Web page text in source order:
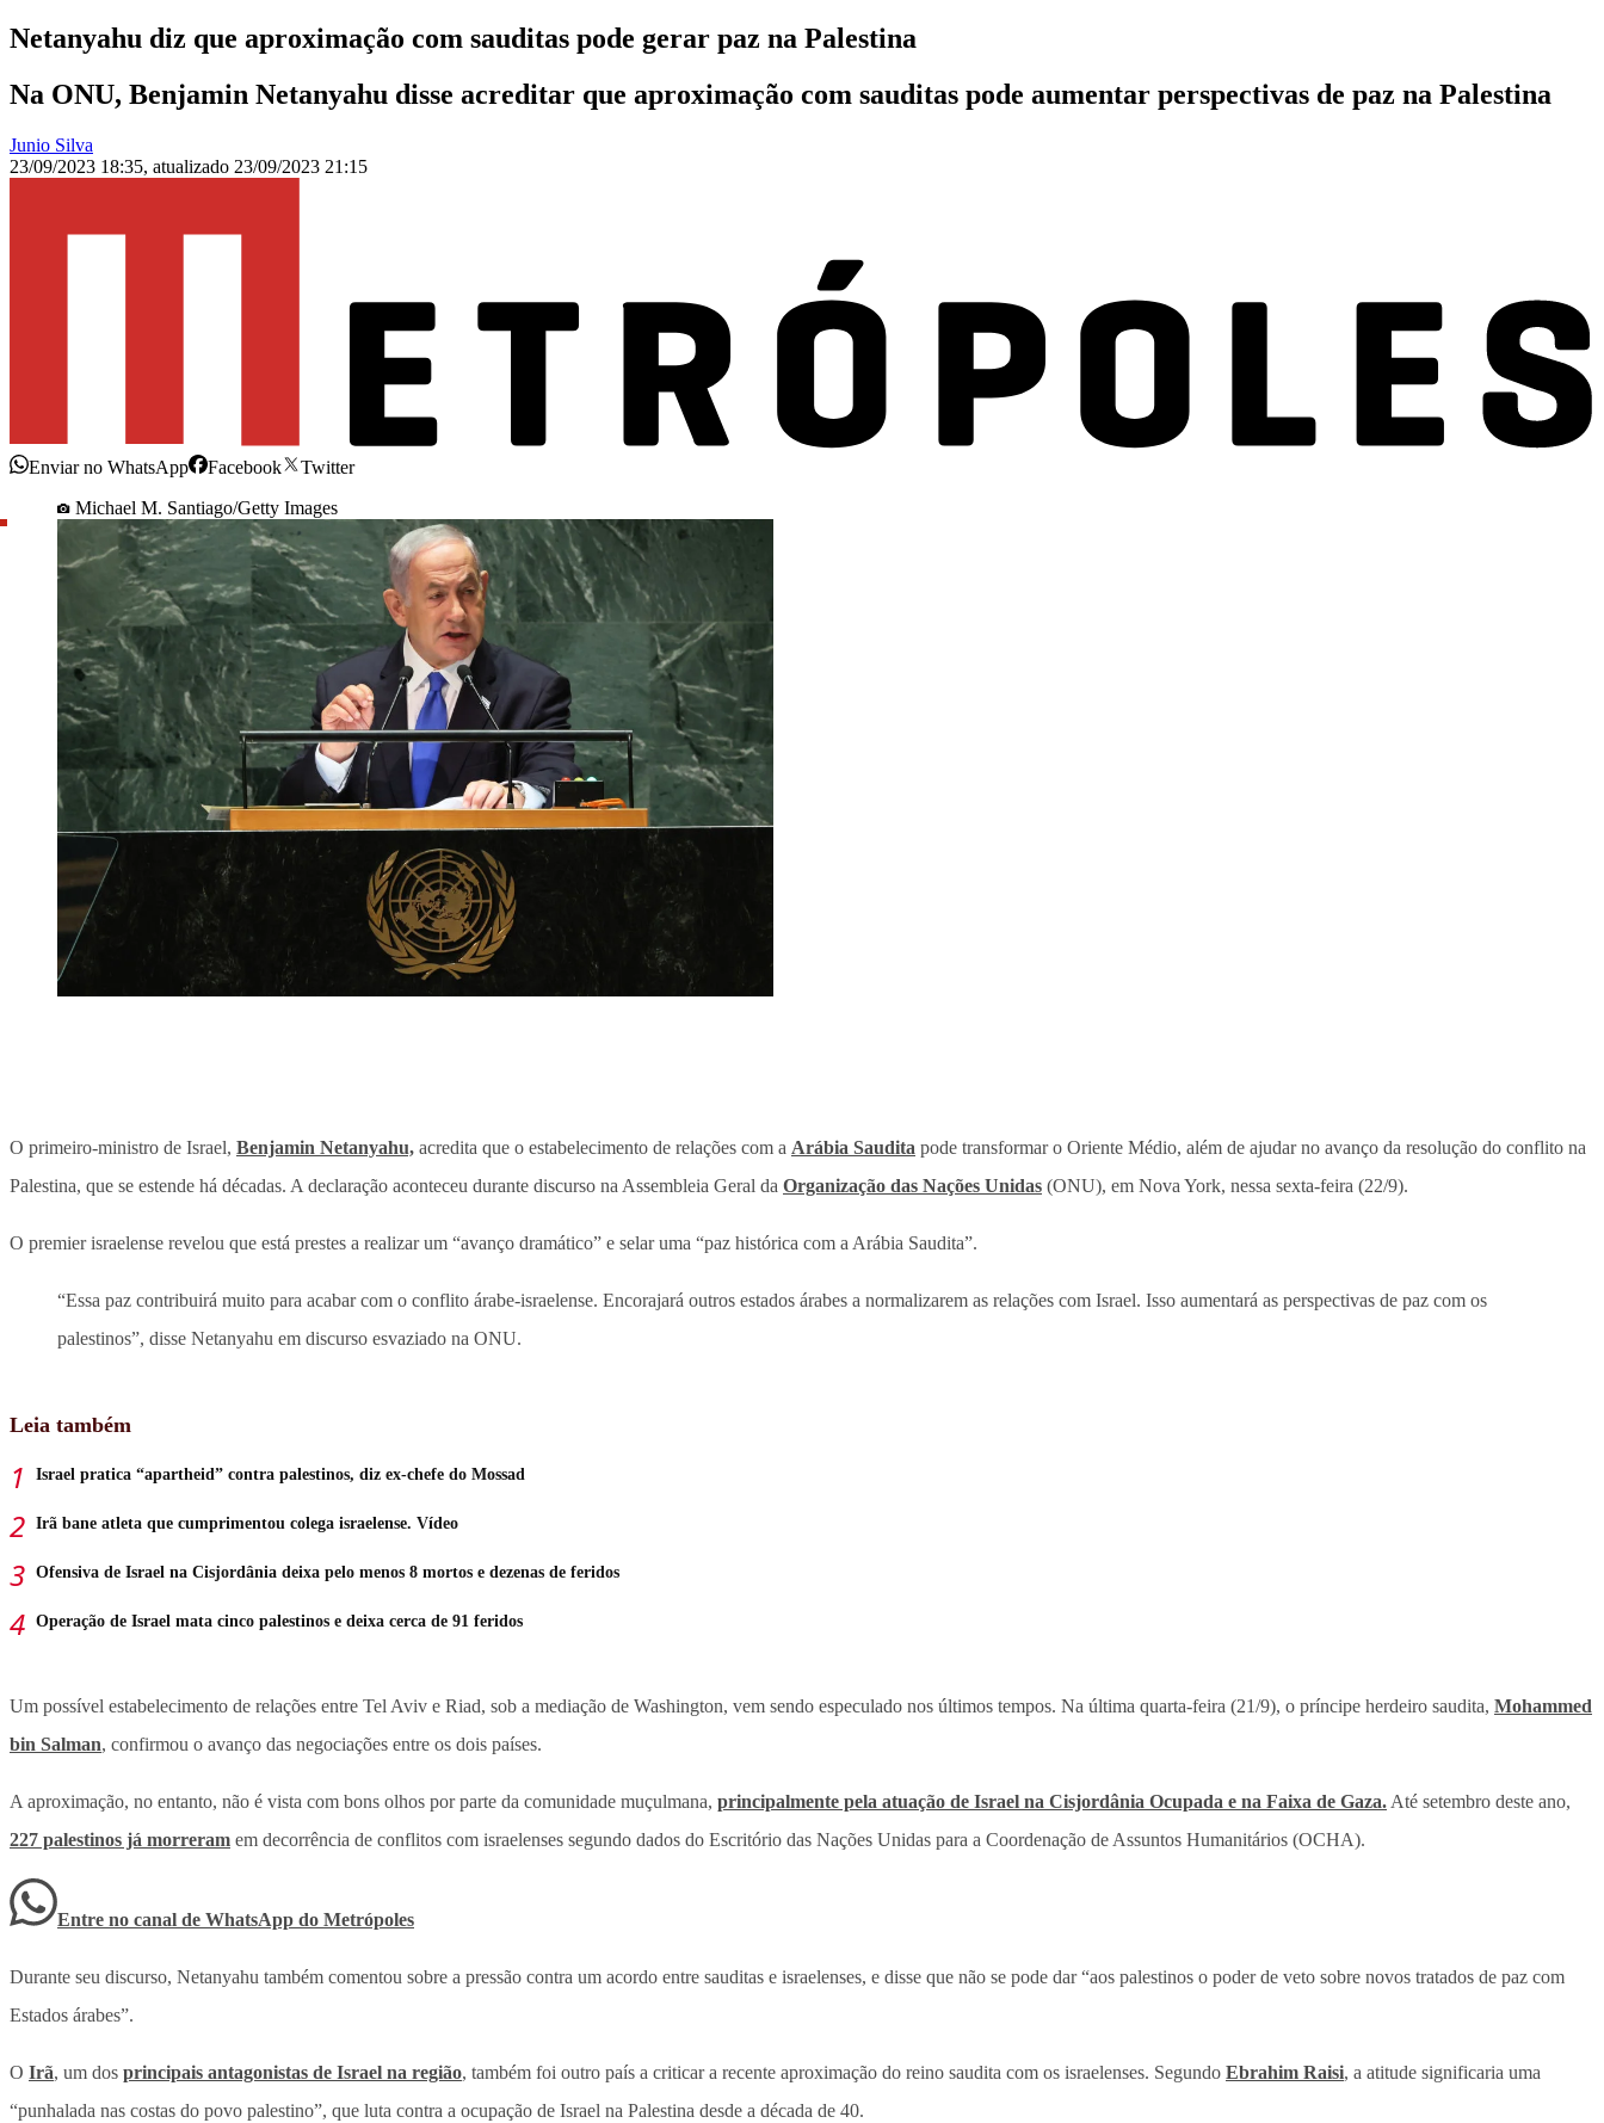
Netanyahu diz que aproximação com sauditas pode gerar paz na Palestina
Na ONU, Benjamin Netanyahu disse acreditar que aproximação com sauditas pode aumentar perspectivas de paz na Palestina
Junio Silva
23/09/2023 18:35, atualizado 23/09/2023 21:15
Enviar no WhatsApp Facebook
Twitter
Michael M. Santiago/Getty Images
O primeiro-ministro de Israel, Benjamin Netanyahu, acredita que o estabelecimento de relações com a Arábia Saudita pode transformar o Oriente Médio, além de ajudar no avanço da resolução do conflito na
Palestina, que se estende há décadas. A declaração aconteceu durante discurso na Assembleia Geral da Organização das Nações Unidas (ONU), em Nova York, nessa sexta-feira (22/9).
O premier israelense revelou que está prestes a realizar um “avanço dramático” e selar uma “paz histórica com a Arábia Saudita”.
“Essa paz contribuirá muito para acabar com o conflito árabe-israelense. Encorajará outros estados árabes a normalizarem as relações com Israel. Isso aumentará as perspectivas de paz com os
palestinos”, disse Netanyahu em discurso esvaziado na ONU.
Leia também
Israel pratica “apartheid” contra palestinos, diz ex-chefe do Mossad
Irã bane atleta que cumprimentou colega israelense. Vídeo
Ofensiva de Israel na Cisjordânia deixa pelo menos 8 mortos e dezenas de feridos
Operação de Israel mata cinco palestinos e deixa cerca de 91 feridos
Um possível estabelecimento de relações entre Tel Aviv e Riad, sob a mediação de Washington, vem sendo especulado nos últimos tempos. Na última quarta-feira (21/9), o príncipe herdeiro saudita, Mohammed
bin Salman, confirmou o avanço das negociações entre os dois países.
A aproximação, no entanto, não é vista com bons olhos por parte da comunidade muçulmana, principalmente pela atuação de Israel na Cisjordânia Ocupada e na Faixa de Gaza. Até setembro deste ano,
227 palestinos já morreram em decorrência de conflitos com israelenses segundo dados do Escritório das Nações Unidas para a Coordenação de Assuntos Humanitários (OCHA).
Entre no canal de WhatsApp do Metrópoles
Durante seu discurso, Netanyahu também comentou sobre a pressão contra um acordo entre sauditas e israelenses, e disse que não se pode dar “aos palestinos o poder de veto sobre novos tratados de paz com
Estados árabes”.
O Irã, um dos principais antagonistas de Israel na região, também foi outro país a criticar a recente aproximação do reino saudita com os israelenses. Segundo Ebrahim Raisi, a atitude significaria uma
“punhalada nas costas do povo palestino”, que luta contra a ocupação de Israel na Palestina desde a década de 40.